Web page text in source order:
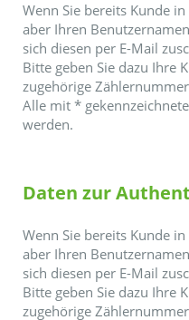
Wenn Sie bereits Kunde
aber Ihren
sich diesen per E-Mail
Bitte geben Sie dazu Ihre
zugehörige
Alle mit *
werden.
Daten zur
Wenn Sie bereits Kunde
aber Ihren
sich diesen per E-Mail
Bitte geben Sie dazu Ihre
zugehörige